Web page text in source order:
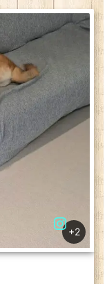
+2